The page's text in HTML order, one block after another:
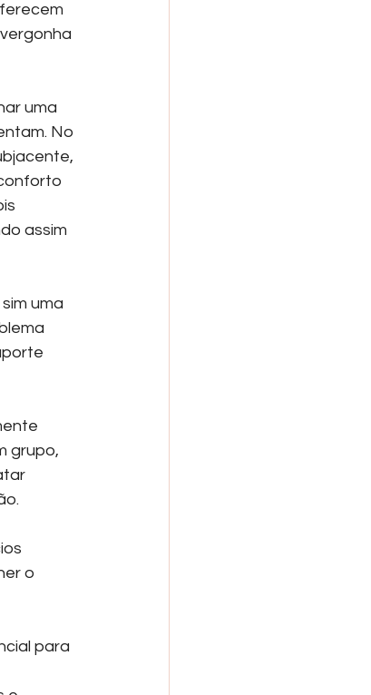
uma
No
assim
uma
grupo,
o
para